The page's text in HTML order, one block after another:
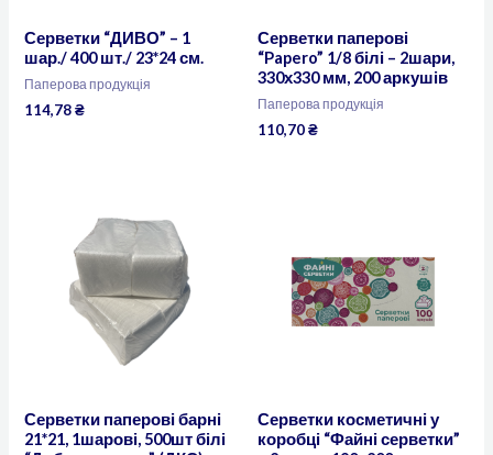
Серветки “ДИВО” – 1
шар./ 400 шт./ 23*24 см.
Паперова продукція
114,78₴
Серветки паперові
“Papero” 1/8 білі – 2шари,
330х330 мм, 200 аркушів
Паперова продукція
110,70₴
Серветки паперові барні
21*21, 1шарові, 500шт білі
Серветки косметичні у
коробці “Файні серветки”